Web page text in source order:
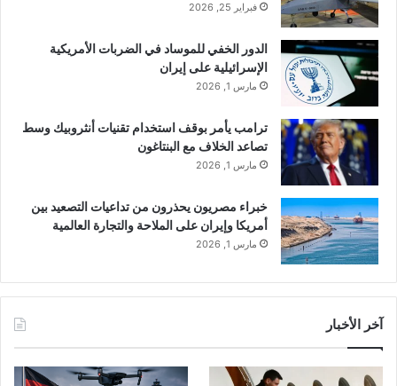
فبراير 25, 2026
الدور الخفي للموساد في الضربات الأمريكية
الإسرائيلية على إيران
مارس 1, 2026
ترامب يأمر بوقف استخدام تقنيات أنثروبيك وسط
تصاعد الخلاف مع البنتاغون
مارس 1, 2026
خبراء مصريون يحذرون من تداعيات التصعيد بين
أمريكا وإيران على الملاحة والتجارة العالمية
مارس 1, 2026
آخر الأخبار